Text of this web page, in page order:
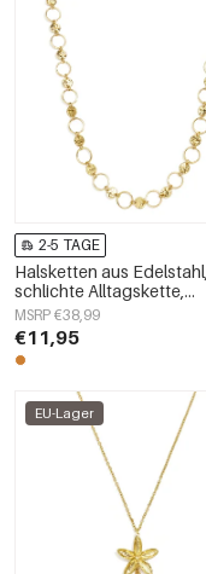
2-5 TAGE
Halsketten aus Edelstahl,
schlichte Alltagskette,
Damenschmuck
MSRP €38,99
€11,95
EU-Lager